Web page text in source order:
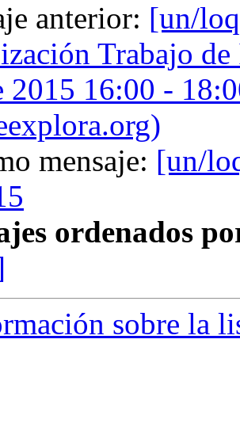
anterior: [un/
Trabajo
2015 16:00 -
mensaje: [un/
ordenados
sobre la